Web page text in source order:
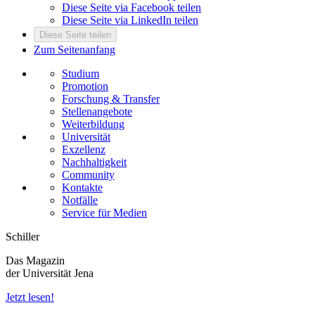
Diese Seite via Facebook teilen
Diese Seite via LinkedIn teilen
Diese Seite teilen
Zum Seitenanfang
Studium
Promotion
Forschung & Transfer
Stellenangebote
Weiterbildung
Universität
Exzellenz
Nachhaltigkeit
Community
Kontakte
Notfälle
Service für Medien
Schiller
Das Magazin
der Universität Jena
Jetzt lesen!